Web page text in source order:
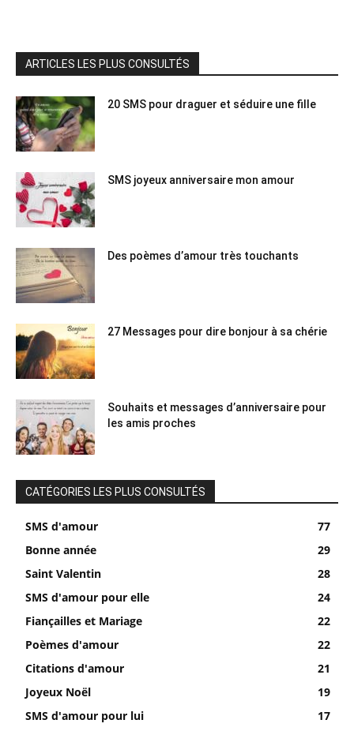
ARTICLES LES PLUS CONSULTÉS
20 SMS pour draguer et séduire une fille
SMS joyeux anniversaire mon amour
Des poèmes d’amour très touchants
27 Messages pour dire bonjour à sa chérie
Souhaits et messages d’anniversaire pour
les amis proches
CATÉGORIES LES PLUS CONSULTÉS
SMS d'amour
77
Bonne année
29
Saint Valentin
28
SMS d'amour pour elle
24
Fiançailles et Mariage
22
Poèmes d'amour
22
Citations d'amour
21
Joyeux Noël
19
SMS d'amour pour lui
17